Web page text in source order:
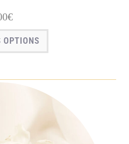
€
OPTIONS